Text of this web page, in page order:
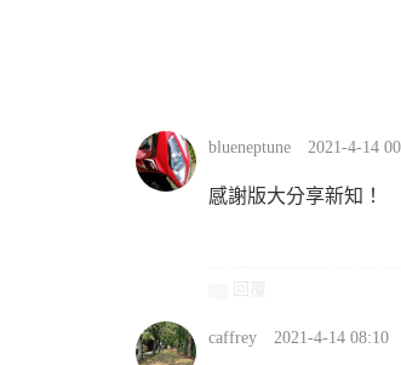
blueneptune 2021-4-14
感謝版大分享新知！
caffrey 2021-4-14 08:10